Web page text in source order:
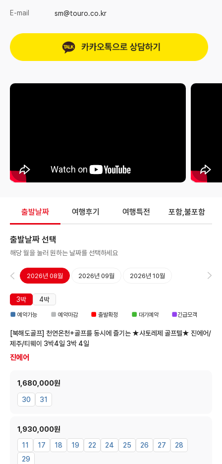
E-mail sm@touro.co.kr
출발날짜 여행후기 여행특전 포함,불포함
출발날짜 선택
해당 월을 눌러 원하는 날짜를 선택하세요
2026년 08월 2026년 09월 2026년 10월
3박
4박
■ 예약가능 ■ 예약마감 ■ 출발확정 ■ 대기예약 ■긴급모객
[북해도골프] 천연온천+골프를 동시에 즐기는 ★샤토레제 골프텔★ 진에어/
제주/티웨이 3박4일 3박 4일
진에어
1,680,000원
30 31
1,930,000원
11 17 18 19 22 24 25 26 27
28
29